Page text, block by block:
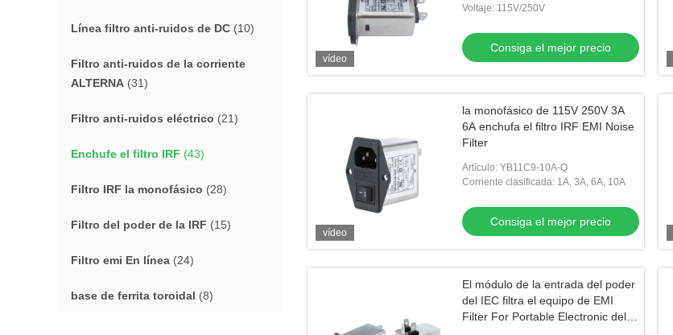
Línea filtro anti-ruidos de DC (10)
Filtro anti-ruidos de la corriente
ALTERNA (31)
Filtro anti-ruidos eléctrico (21)
Enchufe el filtro IRF (43)
Filtro IRF la monofásico (28)
Filtro del poder de la IRF (15)
Filtro emi En línea (24)
base de ferrita toroidal (8)
vídeo
Voltaje: 115V/250V
Consiga el mejor precio
vídeo
la monofásico de 115V 250V 3A
6A enchufa el filtro IRF EMI Noise
Filter
Artículo: YB11C9-10A-Q
Corriente clasificada: 1A, 3A, 6A, 10A
Consiga el mejor precio
El módulo de la entrada del poder
del IEC filtra el equipo de EMI
Filter For Portable Electronic del